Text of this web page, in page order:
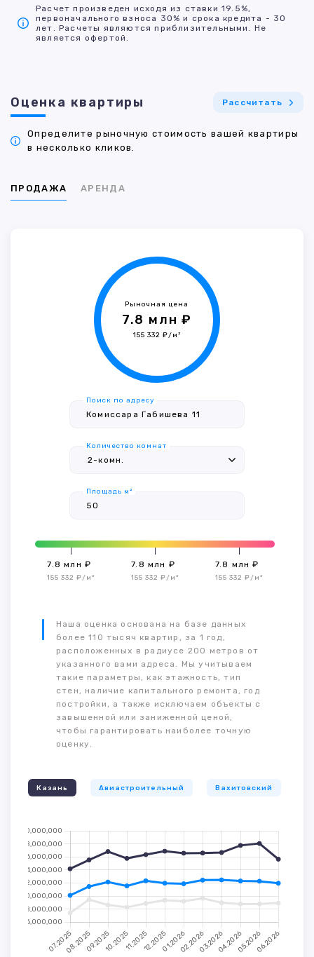
Расчет произведен исходя из ставки 19.5%,
первоначального взноса 30% и срока кредита - 30
лет. Расчеты являются приблизительными. Не
является офертой.
Оценка квартиры Рассчитать
Определите рыночную стоимость вашей квартиры
в несколько кликов.
ПРОДАЖА АРЕНДА
Рыночная цена
7.8 млн ₽
155 332 ₽/м²
Поиск по адресу
Количество комнат
Площадь м²
7.8 млн ₽
155 332 ₽/м²
7.8 млн ₽
155 332 ₽/м²
7.8 млн ₽
155 332 ₽/м²
Наша оценка основана на базе данных
более 110 тысяч квартир, за 1 год,
расположенных в радиусе 200 метров от
указанного вами адреса. Мы учитываем
такие параметры, как этажность, тип
стен, наличие капитального ремонта, год
постройки, а также исключаем объекты с
завышенной или заниженной ценой,
чтобы гарантировать наиболее точную
оценку.
Казань Авиастроительный Вахитовский